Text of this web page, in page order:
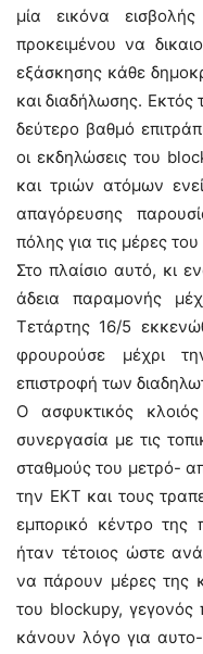
μία εικόνα
προκειμένου να
εξάσκησης κάθε
και διαδήλωσης.
δεύτερο βαθμό
οι εκδηλώσεις του
και τριών ατόμων
απαγόρευσης
πόλης για τις μέρες
Στο πλαίσιο αυτό, κι
άδεια παραμονής
Τετάρτης 16/5
φρουρούσε μέχρι
επιστροφή των
Ο ασφυκτικός
συνεργασία με τις
σταθμούς του μετρό-
την ΕΚΤ και τους
εμπορικό κέντρο
ήταν τέτοιος ώστε
να πάρουν μέρες της
του blockupy,
κάνουν λόγο για